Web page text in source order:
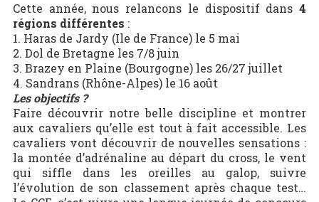
Cette année, nous relancons le dispositif dans4
régions différentes :
1. Haras de Jardy (Ile de France) le 5 mai
2. Dol de Bretagne les 7/8 juin
3. Brazey en Plaine (Bourgogne) les 26/27 juillet
4. Sandrans (Rhône-Alpes) le 16 août
Les objectifs ?
Faire découvrir notre belle discipline et montrer
aux cavaliers qu’elle est tout à fait accessible. Les
cavaliers vont découvrir de nouvelles sensations :
la montée d’adrénaline au départ du cross, le vent
qui siffle dans les oreilles au galop, suivre
l’évolution de son classement après chaque test…